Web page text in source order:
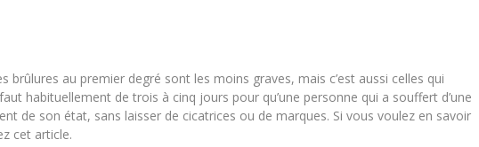
brûlures au premier degré sont les moins graves, mais c’est aussi celles qui
habituellement de trois à cinq jours pour qu’une personne qui a souffert d’une
de son état, sans laisser de cicatrices ou de marques. Si vous voulez en savoir
cet article.